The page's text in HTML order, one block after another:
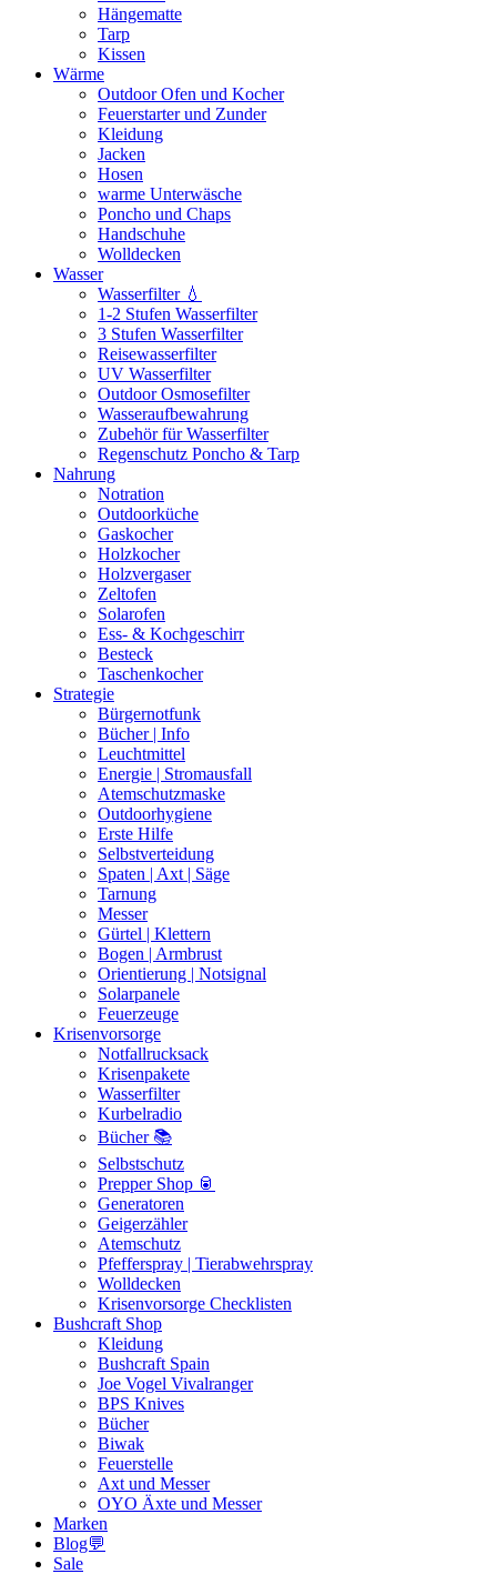
Hängematte
Tarp
Kissen
Wärme
Outdoor Ofen und Kocher
Feuerstarter und Zunder
Kleidung
Jacken
Hosen
warme Unterwäsche
Poncho und Chaps
Handschuhe
Wolldecken
Wasser
Wasserfilter 💧
1-2 Stufen Wasserfilter
3 Stufen Wasserfilter
Reisewasserfilter
UV Wasserfilter
Outdoor Osmosefilter
Wasseraufbewahrung
Zubehör für Wasserfilter
Regenschutz Poncho & Tarp
Nahrung
Notration
Outdoorküche
Gaskocher
Holzkocher
Holzvergaser
Zeltofen
Solarofen
Ess- & Kochgeschirr
Besteck
Taschenkocher
Strategie
Bürgernotfunk
Bücher | Info
Leuchtmittel
Energie | Stromausfall
Atemschutzmaske
Outdoorhygiene
Erste Hilfe
Selbstverteidung
Spaten | Axt | Säge
Tarnung
Messer
Gürtel | Klettern
Bogen | Armbrust
Orientierung | Notsignal
Solarpanele
Feuerzeuge
Krisenvorsorge
Notfallrucksack
Krisenpakete
Wasserfilter
Kurbelradio
Bücher 📚
Selbstschutz
Prepper Shop 🥫
Generatoren
Geigerzähler
Atemschutz
Pfefferspray | Tierabwehrspray
Wolldecken
Krisenvorsorge Checklisten
Bushcraft Shop
Kleidung
Bushcraft Spain
Joe Vogel Vivalranger
BPS Knives
Bücher
Biwak
Feuerstelle
Axt und Messer
OYO Äxte und Messer
Marken
Blog💬
Sale